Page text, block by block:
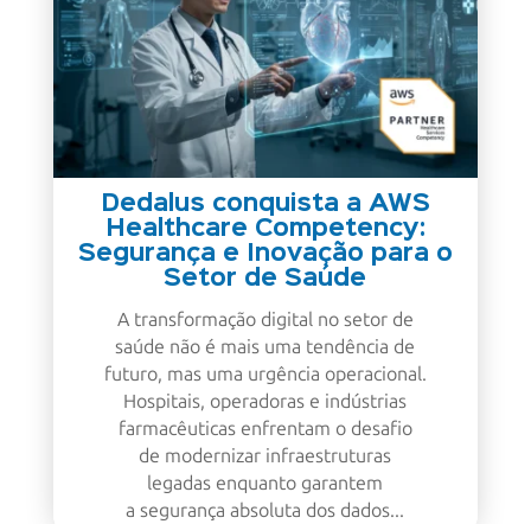
Dedalus conquista a AWS
Healthcare Competency:
Segurança e Inovação para o
Setor de Saúde
A transformação digital no setor de
saúde não é mais uma tendência de
futuro, mas uma urgência operacional.
Hospitais, operadoras e indústrias
farmacêuticas enfrentam o desafio
de modernizar infraestruturas
legadas enquanto garantem
a segurança absoluta dos dados...